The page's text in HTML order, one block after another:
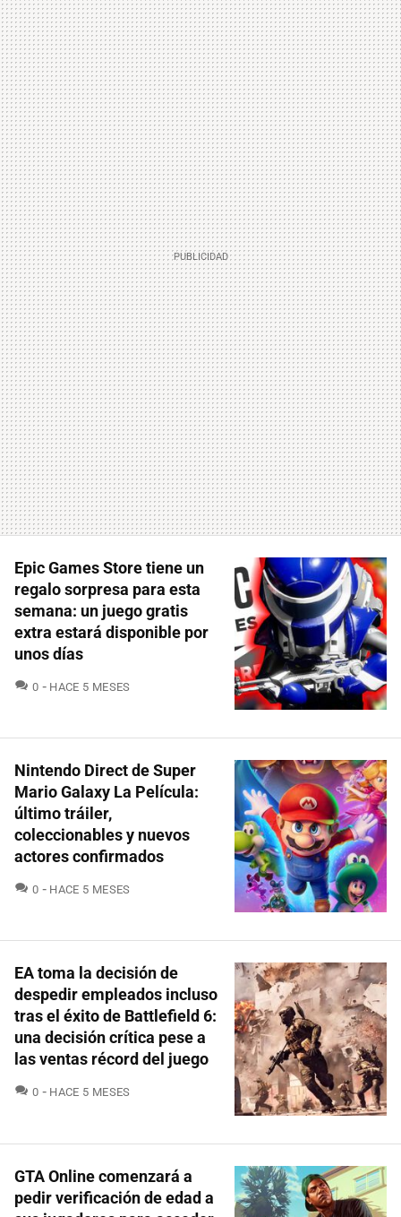
Epic Games Store tiene un
regalo sorpresa para esta
semana: un juego gratis
extra estará disponible por
unos días
0 COMENTARIOS
HACE 5 MESES
Nintendo Direct de Super
Mario Galaxy La Película:
último tráiler,
coleccionables y nuevos
actores confirmados
0 COMENTARIOS
HACE 5 MESES
EA toma la decisión de
despedir empleados incluso
tras el éxito de Battlefield 6:
una decisión crítica pese a
las ventas récord del juego
0 COMENTARIOS
HACE 5 MESES
GTA Online comenzará a
pedir verificación de edad a